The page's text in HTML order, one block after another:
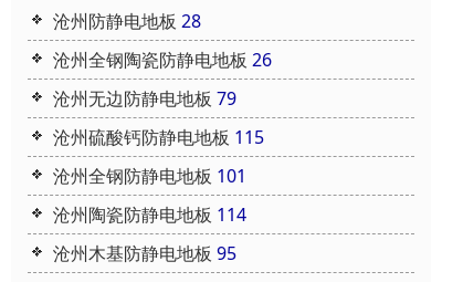
沧州防静电地板 28
沧州全钢陶瓷防静电地板 26
沧州无边防静电地板 79
沧州硫酸钙防静电地板 115
沧州全钢防静电地板 101
沧州陶瓷防静电地板 114
沧州木基防静电地板 95